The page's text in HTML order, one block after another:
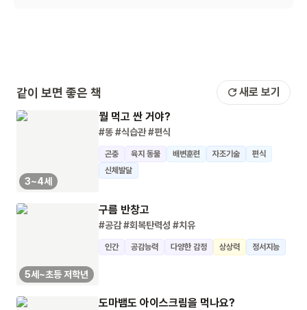
같이 보면 좋은 책 새로 보기
3~4세
뭘 먹고 싼 거야?
#똥#식습관#편식
곤충 육지 동물 배변훈련 자조기술
편식
신체발달
5세~초등 저학년
구름 반창고
#공감#회복탄력성 #치유
인간 공감능력 다양한 감정 상상력 정서지능
도마뱀도 아이스크림을 먹나요?